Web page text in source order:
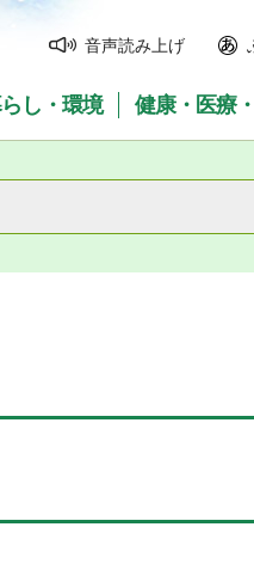
音声読み上げ
し・環境 健康・医療